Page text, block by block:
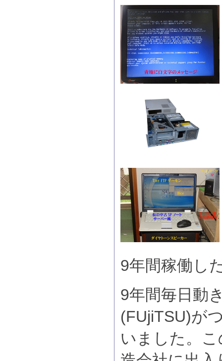
9年間稼働し
9年間毎日動
(FUjiTSU)が
いました。